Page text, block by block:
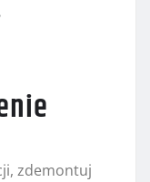
zdemontuj